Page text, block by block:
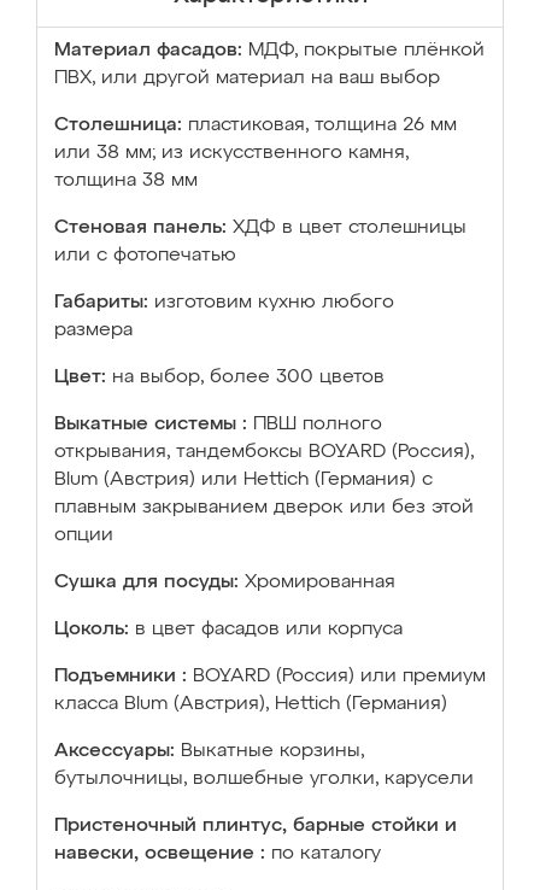
Материал фасадов: МДФ, покрытые плёнкой
ПВХ, или другой материал на ваш выбор
Столешница: пластиковая, толщина 26 мм
или 38 мм; из искусственного камня,
толщина 38 мм
Стеновая панель: ХДФ в цвет столешницы
или с фотопечатью
Габариты: изготовим кухню любого
размера
Цвет: на выбор, более 300 цветов
Выкатные системы :
ПВШ полного
открывания, тандембоксы BOYARD (Россия),
Blum (Австрия) или Hettich (Германия) с
плавным закрыванием дверок или без этой
опции
Сушка для посуды: Хромированная
Цоколь: в цвет фасадов или корпуса
Подъемники : BOYARD (Россия) или премиум
класса Blum (Австрия), Hettich (Германия)
Аксессуары: Выкатные корзины,
бутылочницы, волшебные уголки, карусели
Пристеночный плинтус, барные стойки и
навески, освещение : по каталогу